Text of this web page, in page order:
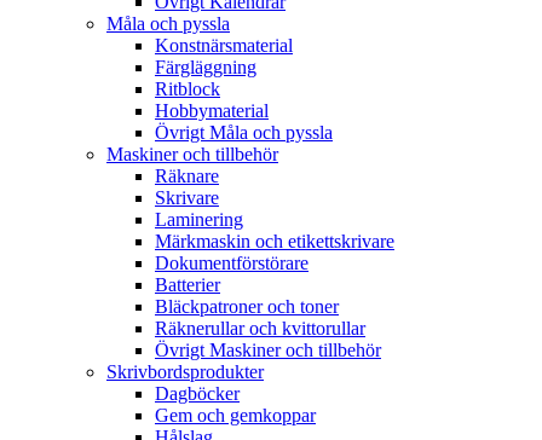
Måla och pyssla
Konstnärsmaterial
Färgläggning
Ritblock
Hobbymaterial
Övrigt Måla och pyssla
Maskiner och tillbehör
Räknare
Skrivare
Laminering
Märkmaskin och etikettskrivare
Dokumentförstörare
Batterier
Bläckpatroner och toner
Räknerullar och kvittorullar
Övrigt Maskiner och tillbehör
Skrivbordsprodukter
Dagböcker
Gem och gemkoppar